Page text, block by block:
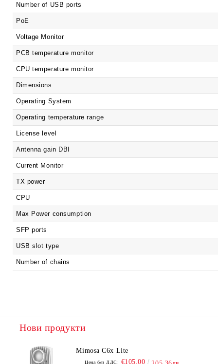
Number of USB ports
PoE
Voltage Monitor
PCB temperature monitor
CPU temperature monitor
Dimensions
Operating System
Operating temperature range
License level
Antenna gain DBI
Current Monitor
TX power
CPU
Max Power consumption
SFP ports
USB slot type
Number of chains
Нови продукти
Mimosa C6x Lite
Цена без ДДС: €105.00